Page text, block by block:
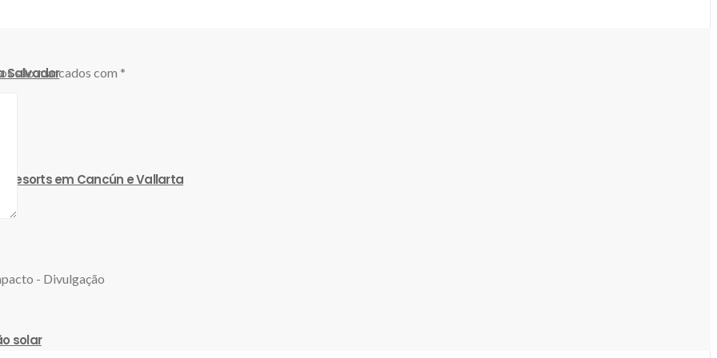
Salvador
resorts em Cancún e Vallarta
solar
são marcados com *